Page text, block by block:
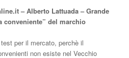
– Alberto Lattuada – Grande
conveniente” del marchio
per il mercato, perchè il
non esiste nel Vecchio